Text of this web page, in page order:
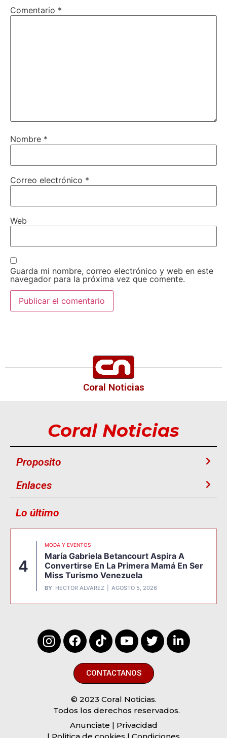
Comentario *
Nombre *
Correo electrónico *
Web
Guarda mi nombre, correo electrónico y web en este
navegador para la próxima vez que comente.
Coral Noticias
Coral Noticias
Proposito
Enlaces
Lo último
4
MODA Y EVENTOS
María Gabriela Betancourt Aspira A
Convertirse En La Primera Mamá En Ser
Miss Turismo Venezuela
BY HECTOR ALVAREZ AGOSTO 5, 2026
CONTACTANOS
© 2023 Coral Noticias.
Todos los derechos reservados.
Anunciate | Privacidad